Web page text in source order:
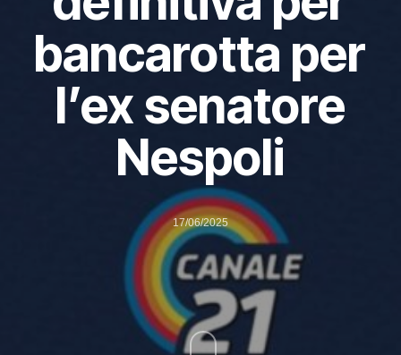
bancarotta per
l’ex senatore
Nespoli
17/06/2025